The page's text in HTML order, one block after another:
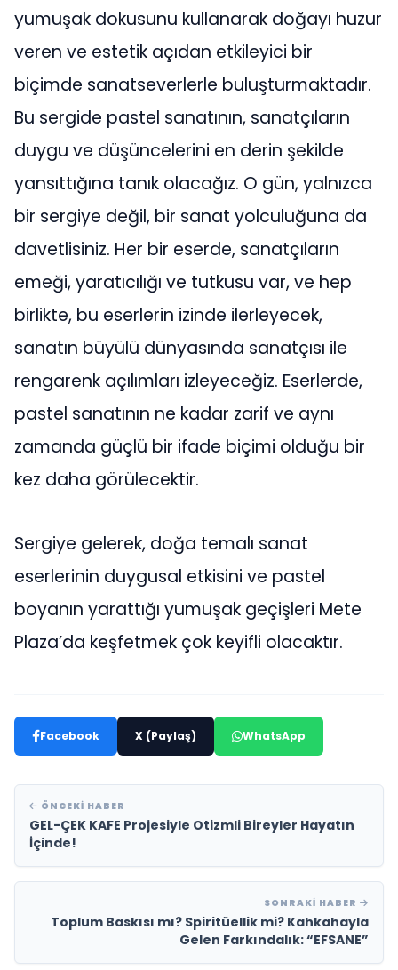
yumuşak dokusunu kullanarak doğayı huzur
veren ve estetik açıdan etkileyici bir
biçimde sanatseverlerle buluşturmaktadır.
Bu sergide pastel sanatının, sanatçıların
duygu ve düşüncelerini en derin şekilde
yansıttığına tanık olacağız. O gün, yalnızca
bir sergiye değil, bir sanat yolculuğuna da
davetlisiniz. Her bir eserde, sanatçıların
emeği, yaratıcılığı ve tutkusu var, ve hep
birlikte, bu eserlerin izinde ilerleyecek,
sanatın büyülü dünyasında sanatçısı ile
rengarenk açılımları izleyeceğiz. Eserlerde,
pastel sanatının ne kadar zarif ve aynı
zamanda güçlü bir ifade biçimi olduğu bir
kez daha görülecektir.
Sergiye gelerek, doğa temalı sanat
eserlerinin duygusal etkisini ve pastel
boyanın yarattığı yumuşak geçişleri Mete
Plaza’da keşfetmek çok keyifli olacaktır.
Facebook X (Paylaş) WhatsApp
ÖNCEKI HABER
GEL-ÇEK KAFE Projesiyle Otizmli Bireyler Hayatın
İçinde!
SONRAKI HABER
Toplum Baskısı mı? Spiritüellik mi? Kahkahayla
Gelen Farkındalık: “EFSANE”